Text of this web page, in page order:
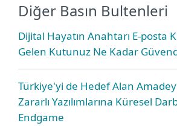
Diğer Basın Bultenleri
Dijital Hayatın Anahtarı E-posta
Gelen Kutunuz Ne Kadar
Türkiye'yi de Hedef Alan
Zararlı Yazılımlarına Küresel
Endgame